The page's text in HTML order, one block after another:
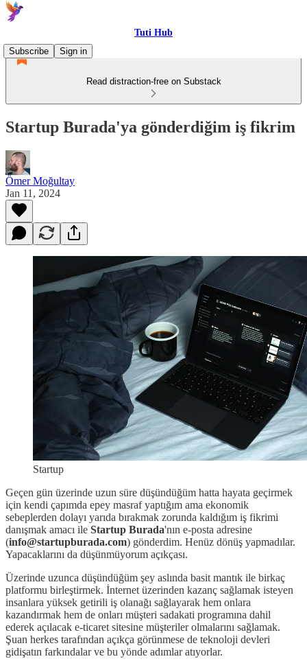
Tuti Hub
Subscribe
Sign in
Read distraction-free on Substack
Startup Burada'ya gönderdiğim iş fikrim
Ömer Moğultay
Jan 11, 2024
Startup
Geçen gün üzerinde uzun süre düşündüğüm hatta hayata geçirmek
için kendi çapımda epey masraf yaptığım ama ekonomik
sebeplerden dolayı yarıda bırakmak zorunda kaldığım iş fikrimi
danışmak amacı ile Startup Burada'nın e-posta adresine
(info@startupburada.com) gönderdim. Henüz dönüş yapmadılar.
Yapacaklarını da düşünmüyorum açıkçası.
Üzerinde uzunca düşündüğüm şey aslında basit mantık ile birkaç
platformu birleştirmek. İnternet üzerinden kazanç sağlamak isteyen
insanlara yüksek getirili iş olanağı sağlayarak hem onlara
kazandırmak hem de onları müşteri sadakati programına dahil
ederek açılacak e-ticaret sitesine müşteriler olmalarını sağlamak.
Şuan herkes tarafından açıkça görünmese de teknoloji devleri
gidişatın farkındalar ve bu yönde adımlar atıyorlar.